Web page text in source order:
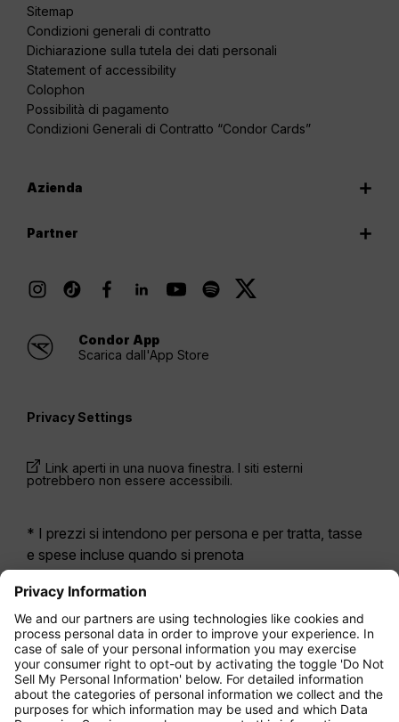
Sitemap
Condizioni generali di contratto
Dichiarazione sulla tutela dei dati personali
Statement of accessibility
Colophon
Possibilità di pagamento
Condizioni Generali di Contratto “Condor Cards”
Azienda
Partner
Condor App
Scarica dall'App Store
Privacy Settings
Link aperti in una nuova finestra. I siti esterni
potrebbero non essere accessibili.
* I prezzi si intendono per persona e per tratta, tasse
e spese incluse quando si prenota
Erano disponibili nelle ultime 24 ore e potrebbero non
essere più aggiornati. Le tariffe indicate per
l’Economy Class sono solitamente Economy Zero,
la nostra opzione di tariffa più limitata. Potrebbero
essere applicati costi aggiuntivi per ilbagaglioda
stiva registrato o altri servizi opzionali. Vengono